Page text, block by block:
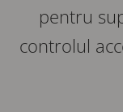
pentru
controlul